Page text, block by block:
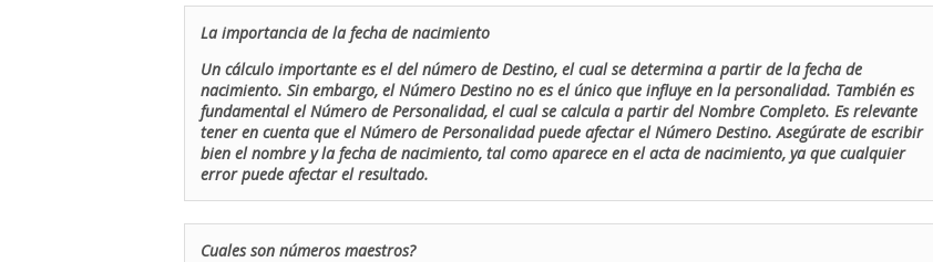
La importancia de la fecha de nacimiento
Un cálculo importante es el del número de Destino, el cual se determina a partir de la fecha de
nacimiento. Sin embargo, el Número Destino no es el único que influye en la personalidad. También es
fundamental el Número de Personalidad, el cual se calcula a partir del Nombre Completo. Es relevante
tener en cuenta que el Número de Personalidad puede afectar el Número Destino. Asegúrate de escribir
bien el nombre y la fecha de nacimiento, tal como aparece en el acta de nacimiento, ya que cualquier
error puede afectar el resultado.
Cuales son números maestros?